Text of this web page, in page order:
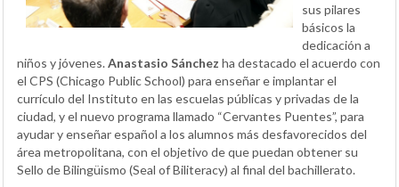
sus pilares
básicos la
dedicación a
niños y jóvenes.Anastasio Sánchez ha destacado el acuerdo con
el CPS (Chicago Public School) para enseñar e implantar el
currículo del Instituto en las escuelas públicas y privadas de la
ciudad, y el nuevo programa llamado “Cervantes Puentes”, para
ayudar y enseñar español a los alumnos más desfavorecidos del
área metropolitana, con el objetivo de que puedan obtener su
Sello de Bilingüismo (Seal of Biliteracy) al final del bachillerato.